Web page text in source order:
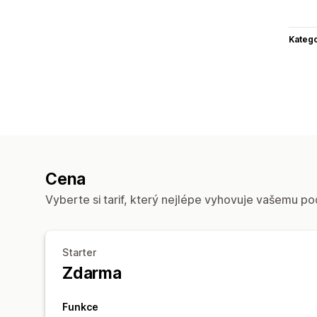
Cena
Vyberte si tarif, který nejlépe vyhovuje vašemu
Starter
Zdarma
Funkce